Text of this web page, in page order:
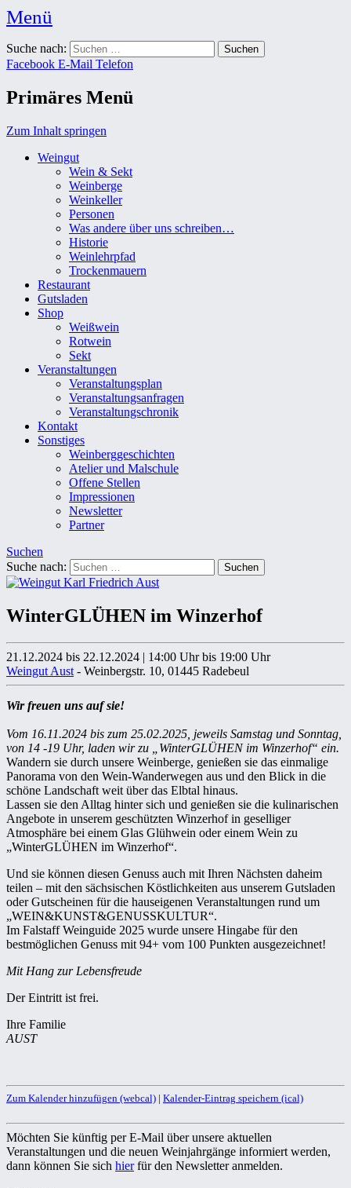
Menü
Weingut Karl Friedrich Aust
Das Weingut im Herzen der Radebeuler Oberlößnitz
Suche nach:
Facebook E-Mail Telefon
Primäres Menü
Zum Inhalt springen
Weingut
Wein & Sekt
Weinberge
Weinkeller
Personen
Was andere über uns schreiben…
Historie
Weinlehrpfad
Trockenmauern
Restaurant
Gutsladen
Shop
Weißwein
Rotwein
Sekt
Veranstaltungen
Veranstaltungsplan
Veranstaltungsanfragen
Veranstaltungschronik
Kontakt
Sonstiges
Weinberggeschichten
Atelier und Malschule
Offene Stellen
Impressionen
Newsletter
Partner
Suchen
Suche nach:
WinterGLÜHEN im Winzerhof
21.12.2024 bis 22.12.2024 | 14:00 Uhr bis 19:00 Uhr
Weingut Aust - Weinbergstr. 10, 01445 Radebeul
Wir freuen uns auf sie!
Vom 16.11.2024 bis zum 25.02.2025, jeweils Samstag und Sonntag,
von 14 -19 Uhr, laden wir zu „WinterGLÜHEN im Winzerhof“ ein.
Wandern sie durch unsere Weinberge, genießen sie das einmalige
Panorama von den Wein-Wanderwegen aus und den Blick in die
schöne Landschaft weit über das Elbtal hinaus.
Lassen sie den Alltag hinter sich und genießen sie die kulinarischen
Angebote in unserem geschützten Winzerhof in geselliger
Atmosphäre bei einem Glas Glühwein oder einem Wein zu
„WinterGLÜHEN im Winzerhof“.
Und sie können diesen Genuss auch mit Ihren Nächsten daheim
teilen – mit den sächsischen Köstlichkeiten aus unserem Gutsladen
oder Gutscheinen für die hauseigenen Veranstaltungen rund um
„WEIN&KUNST&GENUSSKULTUR“.
Im Falstaff Weinguide 2025 wurde unsere Hingabe für den
bestmöglichen Genuss mit 94+ vom 100 Punkten ausgezeichnet!
Mit Hang zur Lebensfreude
Der Eintritt ist frei.
Ihre Familie
AUST
Zum Kalender hinzufügen (webcal) | Kalender-Eintrag speichern (ical)
Möchten Sie künftig per E-Mail über unsere aktuellen
Veranstaltungen und die neuen Weinjahrgänge informiert werden,
dann können Sie sich hierfür den Newsletter anmelden.